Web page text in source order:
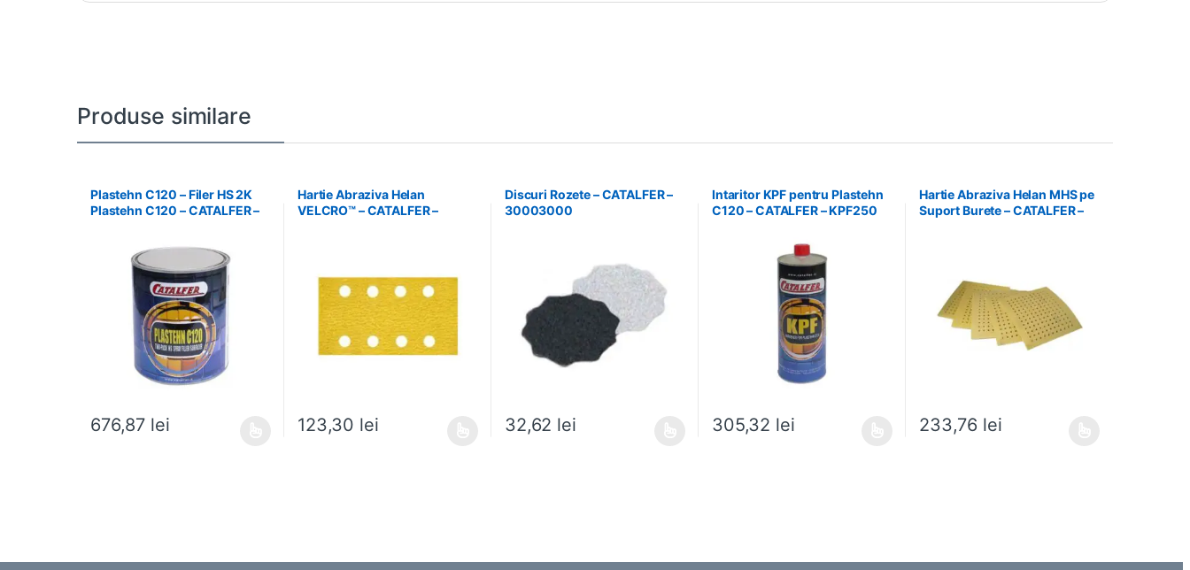
Produse similare
Plastehn C120 – Filer HS 2K
Plastehn C120 – CATALFER –
676,87 lei
Hartie Abraziva Helan
VELCRO™ – CATALFER –
123,30 lei
Discuri Rozete – CATALFER –
30003000
32,62 lei
Intaritor KPF pentru Plastehn
C120 – CATALFER – KPF250
305,32 lei
Hartie Abraziva Helan MHS pe
Suport Burete – CATALFER –
233,76 lei